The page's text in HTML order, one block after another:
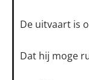
De uitvaart is
Dat hij moge